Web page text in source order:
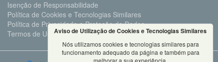
Isenção de Responsabilidade
Política de Cookies e Tecnologias Similares
Política de Privacidade e Proteção de Dados
Termos de UsoAviso de Utilização de Cookies e Tecnologias Similares
Nós utilizamos cookies e tecnologias similares para
funcionamento adequado da página e também para
melhorar a sua experiência.